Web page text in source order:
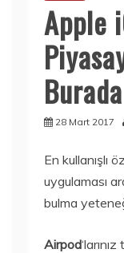
Apple
28 Mart 2017
En kullanışlı
uygulaması
bulma
Airpod